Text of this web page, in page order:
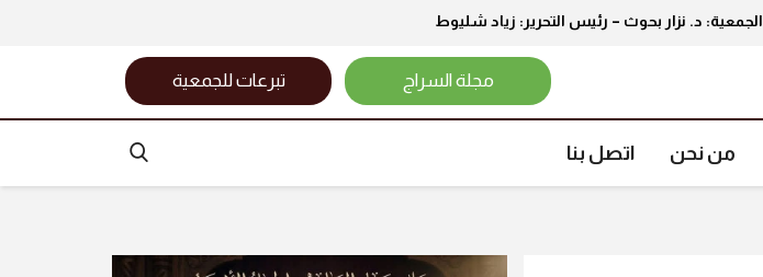
د. نزار بحوث – رئيس التحرير: زياد شليوط
مجلة السراج تبرعات للجمعية
من نحن اتصل بنا